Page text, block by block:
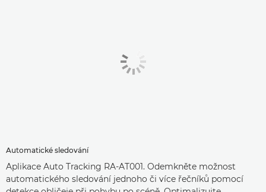
Automatické sledování
Aplikace Auto Tracking RA-AT001. Odemkněte možnost
automatického sledování jednoho či více řečníků pomocí